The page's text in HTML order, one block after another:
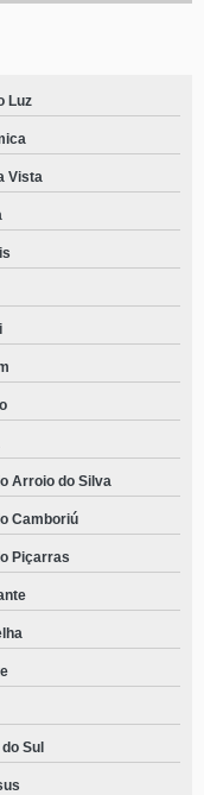
Luz
Vista
Arroio do Silva
Camboriú
Piçarras
Sul